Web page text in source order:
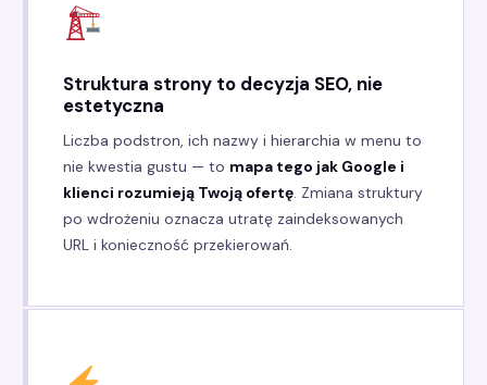
Struktura strony to decyzja SEO, nie
estetyczna
Liczba podstron, ich nazwy i hierarchia w menu to
nie kwestia gustu — to mapa tego jak Google i
klienci rozumieją Twoją ofertę . Zmiana struktury
po wdrożeniu oznacza utratę zaindeksowanych
URL i konieczność przekierowań.